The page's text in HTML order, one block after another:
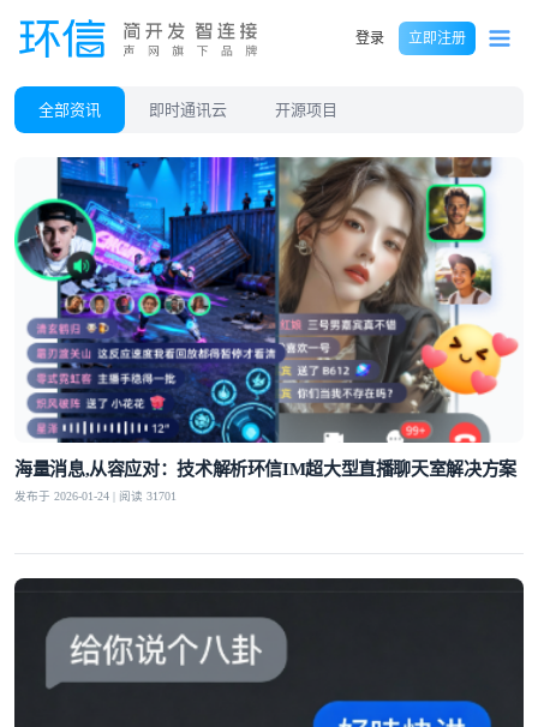
登录 立即注册
全部资讯 即时通讯云 开源项目
海量消息,从容应对：技术解析环信IM超大型直播聊天室解决方案
发布于 2026-01-24 | 阅读 31701